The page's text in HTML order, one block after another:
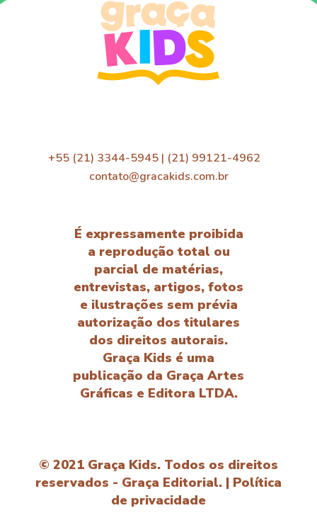
+55 (21) 3344-5945 | (21) 99121-4962
contato@gracakids.com.br
É expressamente proibida
a reprodução total ou
parcial de matérias,
entrevistas, artigos, fotos
e ilustrações sem prévia
autorização dos titulares
dos direitos autorais.
Graça Kids é uma
publicação da Graça Artes
Gráficas e Editora LTDA.
© 2021 Graça Kids. Todos os direitos
reservados - Graça Editorial. | Política
de privacidade